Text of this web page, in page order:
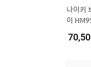
나이키
이